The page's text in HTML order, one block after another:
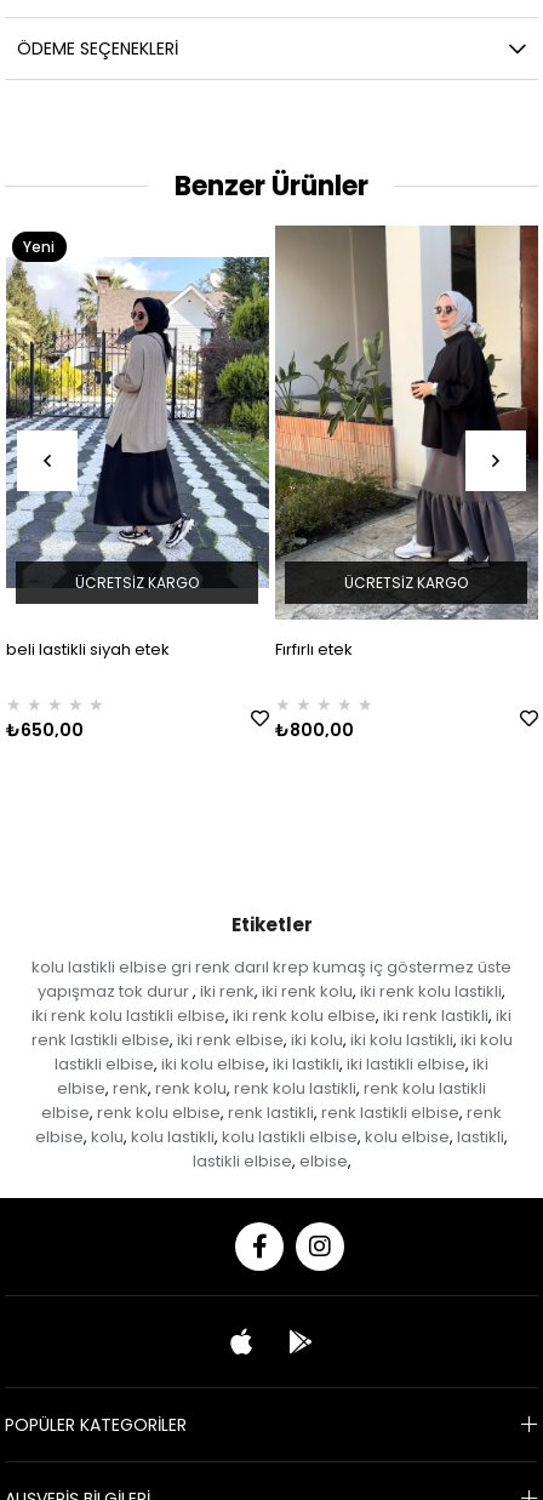
ÖDEME SEÇENEKLERI
Benzer Ürünler
Fırfırlı etek
ÜCRETSIZ KARGO ÜCRETSIZ
Etiketler
kolu lastikli elbise gri renk darıl krep kumaş iç göstermez üste
yapışmaz tok durur, iki renk, iki renk kolu, iki renk kolu lastikli,
iki renk kolu lastikli elbise, iki renk kolu elbise, iki renk lastikli, iki
renk lastikli elbise, iki renk elbise, iki kolu, iki kolu lastikli, iki kolu
lastikli elbise, iki kolu elbise, iki lastikli, iki lastikli elbise, iki
elbise, renk, renk kolu, renk kolu lastikli, renk kolu lastikli
elbise, renk kolu elbise, renk lastikli, renk lastikli elbise, renk
elbise, kolu, kolu lastikli, kolu lastikli elbise, kolu elbise, lastikli,
lastikli elbise, elbise,
POPÜLER KATEGORİLER